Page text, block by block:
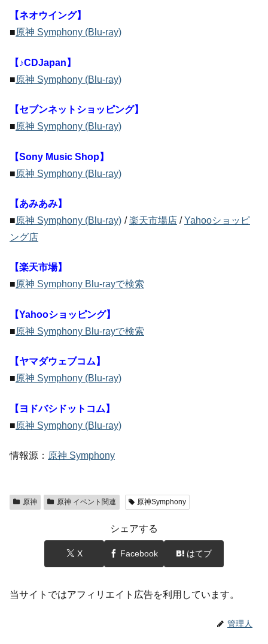
【ネオウイング】
■原神 Symphony (Blu-ray)
【♪CDJapan】
■原神 Symphony (Blu-ray)
【セブンネットショッピング】
■原神 Symphony (Blu-ray)
【Sony Music Shop】
■原神 Symphony (Blu-ray)
【あみあみ】
■原神 Symphony (Blu-ray) /楽天市場店 /Yahooショッピ
ング店
【楽天市場】
■原神 Symphony Blu-rayで検索
【Yahooショッピング】
■原神 Symphony Blu-rayで検索
【ヤマダウェブコム】
■原神 Symphony (Blu-ray)
【ヨドバシドットコム】
■原神 Symphony (Blu-ray)
情報源： 原神 Symphony
原神 原神 イベント関連 原神Symphony
シェアする
X Facebook はてブ
当サイトではアフィリエイト広告を利用しています。
管理人